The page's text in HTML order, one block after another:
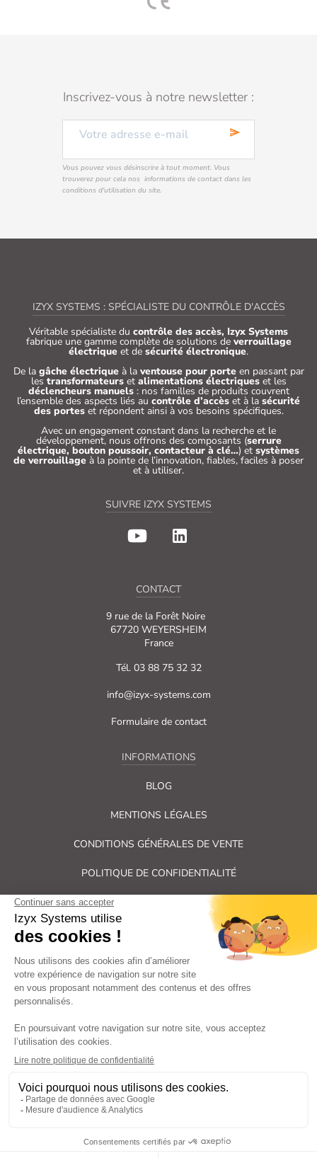
Inscrivez-vous à notre newsletter :
send
Vous pouvez vous désinscrire à tout moment. Vous
trouverez pour cela nos informations de contact dans les
conditions d'utilisation du site.
IZYX SYSTEMS : SPÉCIALISTE DU CONTRÔLE D'ACCÈS
Véritable spécialiste du contrôle des accès, Izyx Systems
fabrique une gamme complète de solutions de verrouillage
électrique et de sécurité électronique.
De la gâche électriqueà la ventouse pour porteen passant par
les transformateurset alimentations électriqueset les
déclencheurs manuels: nos familles de produits couvrent
l’ensemble des aspects liés au contrôle d’accès et à la sécurité
des porteset répondent ainsi à vos besoins spécifiques.
Avec un engagement constant dans la recherche et le
développement, nous offrons des composants (serrure
électrique, bouton poussoir, contacteur à clé…) et systèmes
de verrouillage à la pointe de l’innovation, fiables, faciles à poser
et à utiliser.
SUIVRE IZYX SYSTEMS
CONTACT
9 rue de la Forêt Noire
67720 WEYERSHEIM
France
Tél. 03 88 75 32 32
info@izyx-systems.com
Formulaire de contact
INFORMATIONS
BLOG
MENTIONS LÉGALES
CONDITIONS GÉNÉRALES DE VENTE
POLITIQUE DE CONFIDENTIALITÉ
Tous droits réservés Izyx Systems ©
Contrôle des accès et verrouillage de porte : serrure électrique,
gâche électrique, ventouse électromagnétique